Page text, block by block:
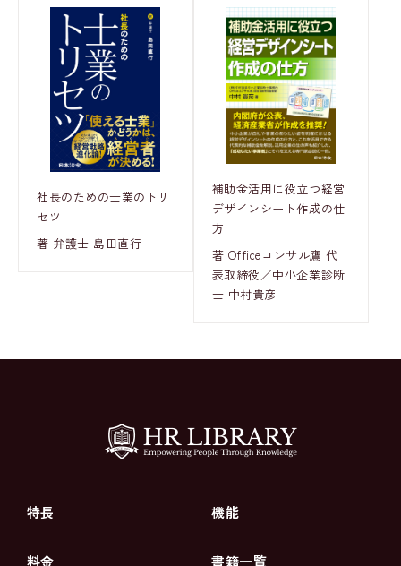
社長のための士業のトリ
セツ
著 弁護士 島田直行
補助金活用に役立つ経営
デザインシート作成の仕
方
著 Officeコンサル鷹 代
表取締役／中小企業診断
士 中村貴彦
特長 機能
料金 書籍一覧